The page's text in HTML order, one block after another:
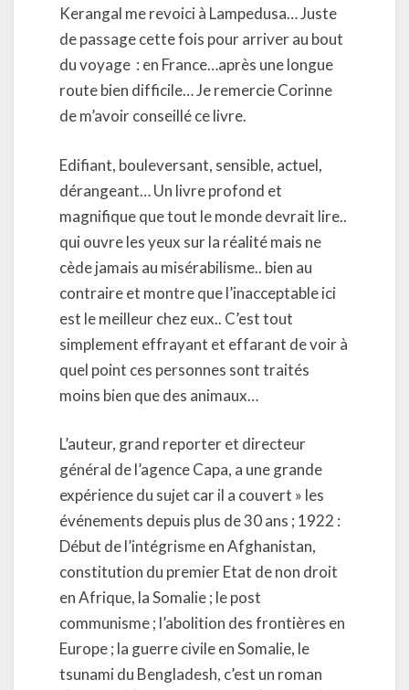
Kerangal me revoici à Lampedusa… Juste
de passage cette fois pour arriver au bout
du voyage : en France…après une longue
route bien difficile… Je remercie Corinne
de m’avoir conseillé ce livre.
Edifiant, bouleversant, sensible, actuel,
dérangeant… Un livre profond et
magnifique que tout le monde devrait lire..
qui ouvre les yeux sur la réalité mais ne
cède jamais au misérabilisme.. bien au
contraire et montre que l’inacceptable ici
est le meilleur chez eux.. C’est tout
simplement effrayant et effarant de voir à
quel point ces personnes sont traités
moins bien que des animaux…
L’auteur, grand reporter et directeur
général de l’agence Capa, a une grande
expérience du sujet car il a couvert » les
événements depuis plus de 30 ans ; 1922 :
Début de l’intégrisme en Afghanistan,
constitution du premier Etat de non droit
en Afrique, la Somalie ; le post
communisme ; l’abolition des frontières en
Europe ; la guerre civile en Somalie, le
tsunami du Bengladesh, c’est un roman